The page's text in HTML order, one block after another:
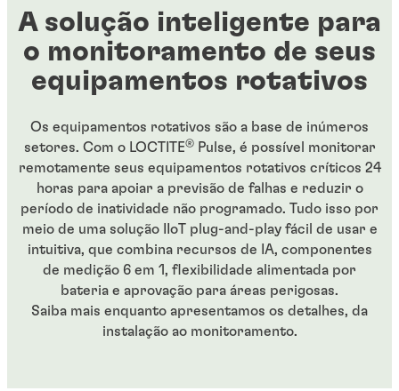
A solução inteligente para
o monitoramento de seus
equipamentos rotativos
Os equipamentos rotativos são a base de inúmeros
setores. Com o LOCTITE®Pulse, é possível monitorar
remotamente seus equipamentos rotativos críticos 24
horas para apoiar a previsão de falhas e reduzir o
período de inatividade não programado. Tudo isso por
meio de uma solução IIoT plug-and-play fácil de usar e
intuitiva, que combina recursos de IA, componentes
de medição 6 em 1, flexibilidade alimentada por
bateria e aprovação para áreas perigosas.
Saiba mais enquanto apresentamos os detalhes, da
instalação ao monitoramento.